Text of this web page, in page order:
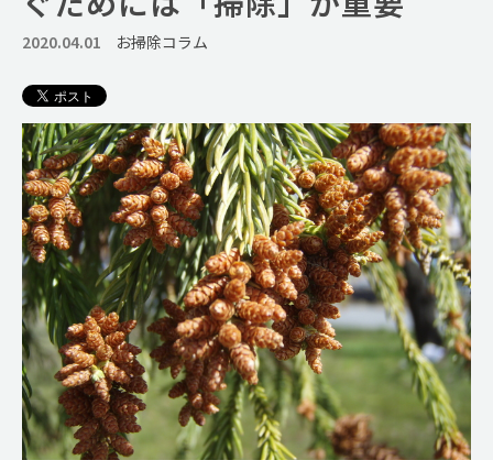
2020.04.01 お掃除コラム